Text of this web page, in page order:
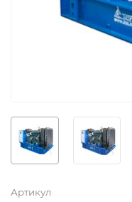
Артикул